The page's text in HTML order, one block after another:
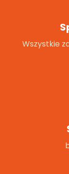
Wszystkie